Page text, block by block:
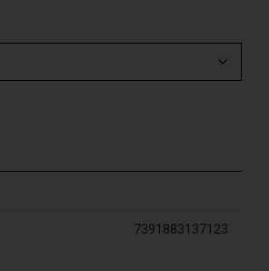
7391883137123